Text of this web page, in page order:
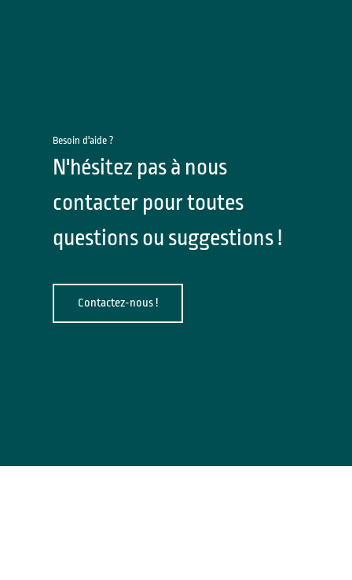
Besoin d'aide ?
N'hésitez pas à nous
contacter pour toutes
questions ou suggestions !
Contactez-nous !